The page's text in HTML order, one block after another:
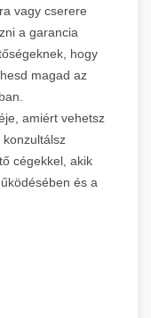
vagy cserere
a garancia
hogy
magad az
amiért vehetsz
cégekkel, akik
és a